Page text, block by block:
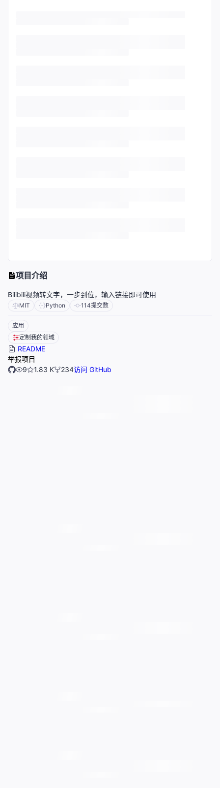
项目介绍
Bilibili视频转文字，一步到位，输入链接即可使用
MIT Python 114提交数
应用
定制我的领域
README
举报项目
9
1.83 K 234访问 GitHub